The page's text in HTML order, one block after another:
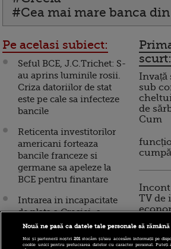
#Cea mai mare banca
Pe acelasi subiect:
Seful BCE, J.C.Trichet: S-
au aprins luminile rosii.
Criza datoriilor de stat
este pe cale sa infecteze
bancile
Reticenta investitorilor
americani forteaza
bancile franceze si
germane sa apeleze la
BCE pentru finantare
Intrarea in incapacitate
de plata a Greciei, o
catastrofa pentru banci.
Leul si euro s-au
scurt:
Invață
sub
de
Cum
TV de
Nouă ne pasă ca datele tale personale să
Noi și partenerii noștri201stocăm și/sau accesăm informații pe
cookie unici pentru prelucrarea datelor cu caracter personal. Puteți